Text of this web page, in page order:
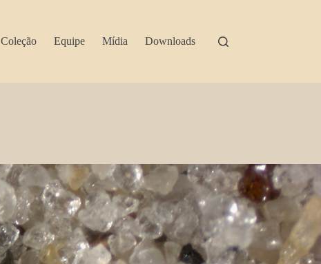
Coleção Equipe Mídia Downloads